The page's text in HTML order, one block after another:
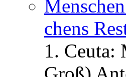
chens
1. Ceuta: